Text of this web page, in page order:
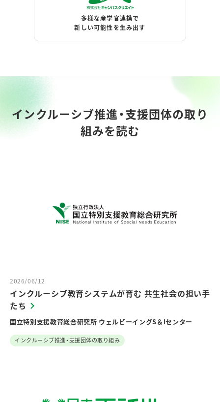
多様な産学官連携で
新しい可能性を生み出す
インクルーシブ推進・支援団体の取り
組みを読む
2026/06/12
インクルーシブ教育システムが育む 共生社会の担い手
たち
国立特別支援教育総合研究所 ウェルビーイングS＆Iセンター
インクルーシブ推進・支援団体の取り組み